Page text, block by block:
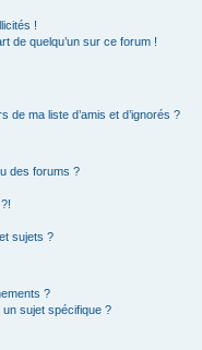
!
de quelqu’un sur ce forum !
de ma liste d’amis et d’ignorés ?
des forums ?
sujets ?
?
sujet spécifique ?